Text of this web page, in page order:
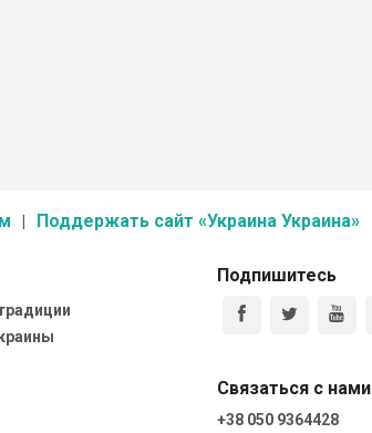
Поддержать сайт «Украина Украина»
Подпишитесь
Связаться с нами
+38 050 9364428